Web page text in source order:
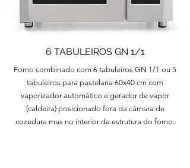
6 TABULEIROS GN 1/1
Forno combinado com 6 tabuleiros GN 1/1 ou 5
tabuleiros para pastelaria 60x40 cm com
vaporizador automático e gerador de vapor
(caldeira) posicionado fora da câmara de
cozedura mas no interior da estrutura do forno.